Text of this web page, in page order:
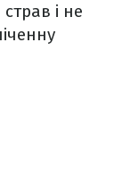
і не